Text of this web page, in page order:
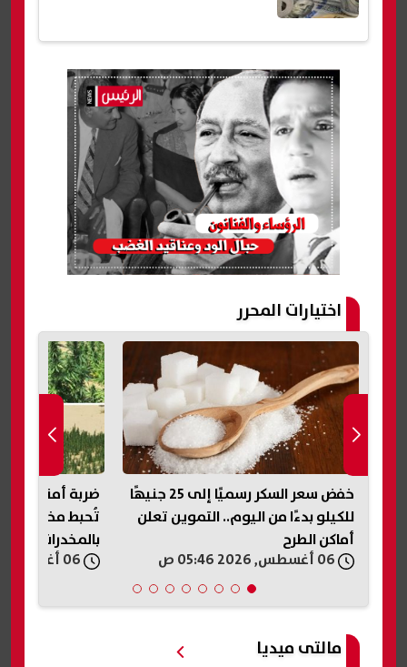
اختيارات المحرر
ضربة أمنية بـ1.4 مليار جنيه.. الداخلية
تُحبط مخططًا لإغراق الأسواق
بالمخدرات في الإسماعيلية
قرعة كأس
اليوم.. الموعد
مالتى ميديا